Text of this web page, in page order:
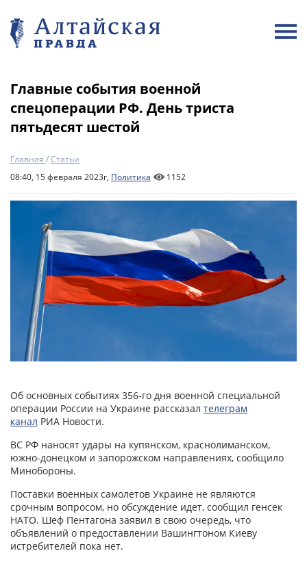
Главные события военной
спецоперации РФ. День триста
пятьдесят шестой
Главная /Статьи
08:40, 15 февраля 2023г, Политика 1152
Об основных событиях 356-го дня военной специальной
операции России на Украине рассказал телеграм
канал РИА Новости.
ВС РФ наносят удары на купянском, краснолиманском,
южно-донецком и запорожском направлениях, сообщило
Минобороны.
Поставки военных самолетов Украине не являются
срочным вопросом, но обсуждение идет, сообщил генсек
НАТО. Шеф Пентагона заявил в свою очередь, что
объявлений о предоставлении Вашингтоном Киеву
истребителей пока нет.